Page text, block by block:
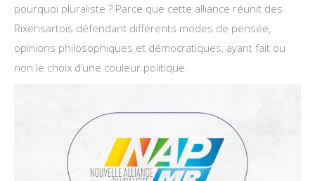
pourquoi pluraliste ? Parce que cette alliance réunit des
Rixensartois défendant différents modes de pensée,
opinions philosophiques et démocratiques, ayant fait ou
non le choix d’une couleur politique.